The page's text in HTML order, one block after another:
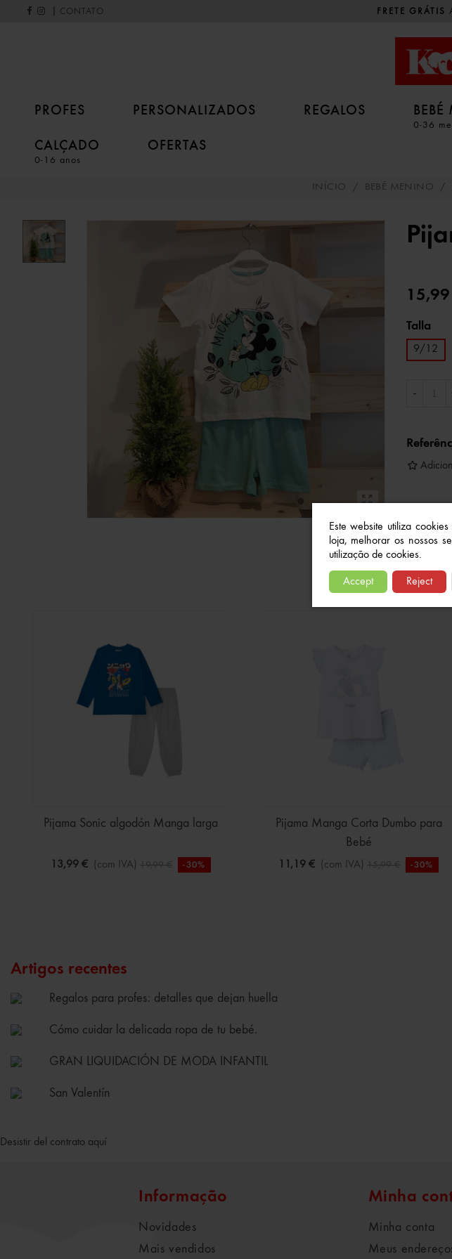
Este website utiliza
loja, melhorar os nossos
utilização de cookies.
Accept Reject
CONTATO FRETE GRÁTIS
PROFES PERSONALIZADOS REGALOS
0-36
CALÇADO
0-16 anos
OFERTAS
INÍCIO / BEBÉ MENINO /
Talla
9/12
-
Pijama Sonic algodón Manga larga
13,99 € (com IVA) 19,99 € -30%
Pijama Manga Corta Dumbo para
Bebé
11,19 € (com IVA) 15,99 € -30%
Artigos recentes
Regalos para profes: detalles que dejan huella
Cómo cuidar la delicada ropa de tu bebé.
GRAN LIQUIDACIÓN DE MODA INFANTIL
San Valentín
Desistir del contrato aquí
Informação
Novidades
Mais vendidos
Minha
Minha conta
Meus